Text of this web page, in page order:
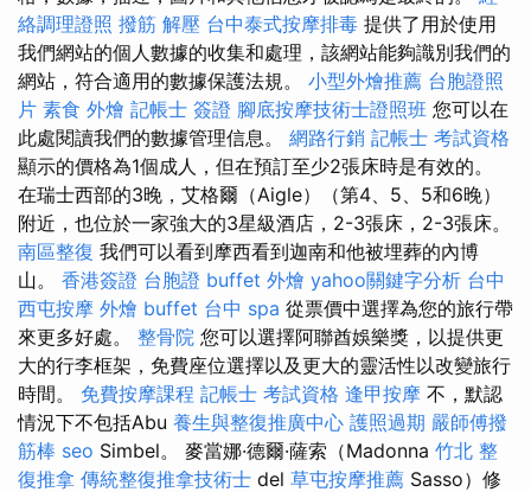
絡調理證照 撥筋 解壓 台中泰式按摩排毒 提供了用於使用
我們網站的個人數據的收集和處理，該網站能夠識別我們的
網站，符合適用的數據保護法規。 小型外燴推薦 台胞證照
片 素食 外燴 記帳士 簽證 腳底按摩技術士證照班 您可以在
此處閱讀我們的數據管理信息。 網路行銷 記帳士 考試資格
顯示的價格為1個成人，但在預訂至少2張床時是有效的。
在瑞士西部的3晚，艾格爾（Aigle）（第4、5、5和6晚）
附近，也位於一家強大的3星級酒店，2-3張床，2-3張床。
南區整復 我們可以看到摩西看到迦南和他被埋葬的內博
山。 香港簽證 台胞證 buffet 外燴 yahoo關鍵字分析 台中
西屯按摩 外燴 buffet 台中 spa 從票價中選擇為您的旅行帶
來更多好處。 整骨院 您可以選擇阿聯酋娛樂獎，以提供更
大的行李框架，免費座位選擇以及更大的靈活性以改變旅行
時間。 免費按摩課程 記帳士 考試資格 逢甲按摩 不，默認
情況下不包括Abu 養生與整復推廣中心 護照過期 嚴師傅撥
筋棒 seo Simbel。 麥當娜·德爾·薩索（Madonna 竹北 整
復推拿 傳統整復推拿技術士 del 草屯按摩推薦 Sasso）修